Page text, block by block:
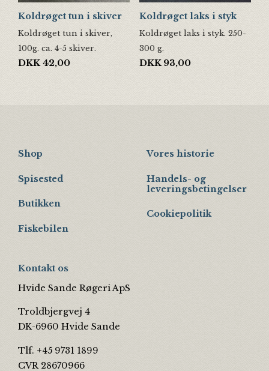
Koldrøget tun i skiver
Koldrøget tun i skiver,
100g. ca. 4-5 skiver.
DKK 42,00
Koldrøget laks i styk
Koldrøget laks i styk. 250-
300 g.
DKK 93,00
Shop
Spisested
Butikken
Fiskebilen
Vores historie
Handels- og
leveringsbetingelser
Cookiepolitik
Kontakt os
Hvide Sande Røgeri ApS
Troldbjergvej 4
DK-6960 Hvide Sande
Tlf. +45 9731 1899
CVR 28670966